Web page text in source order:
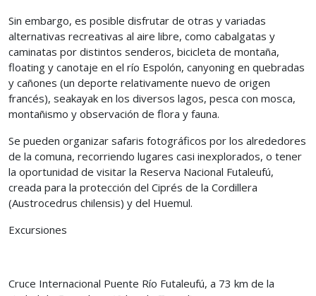
Sin embargo, es posible disfrutar de otras y variadas
alternativas recreativas al aire libre, como cabalgatas y
caminatas por distintos senderos, bicicleta de montaña,
floating y canotaje en el río Espolón, canyoning en quebradas
y cañones (un deporte relativamente nuevo de origen
francés), seakayak en los diversos lagos, pesca con mosca,
montañismo y observación de flora y fauna.
Se pueden organizar safaris fotográficos por los alrededores
de la comuna, recorriendo lugares casi inexplorados, o tener
la oportunidad de visitar la Reserva Nacional Futaleufú,
creada para la protección del Ciprés de la Cordillera
(Austrocedrus chilensis) y del Huemul.
Excursiones
Cruce Internacional Puente Río Futaleufú, a 73 km de la